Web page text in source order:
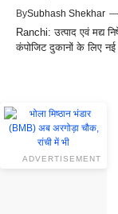
BySubhash Shekhar —
Ranchi: उत्पाद एवं मद्य
कंपोजिट दुकानों के लिए
ADVERTISEMENT